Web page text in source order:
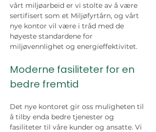
vårt miljøarbeid er vi stolte av å være
sertifisert som et Miljøfyrtårn, og vårt
nye kontor vil være i tråd med de
høyeste standardene for
miljøvennlighet og energieffektivitet.
Moderne fasiliteter for en
bedre fremtid
Det nye kontoret gir oss muligheten til
å tilby enda bedre tjenester og
fasiliteter til våre kunder og ansatte. Vi